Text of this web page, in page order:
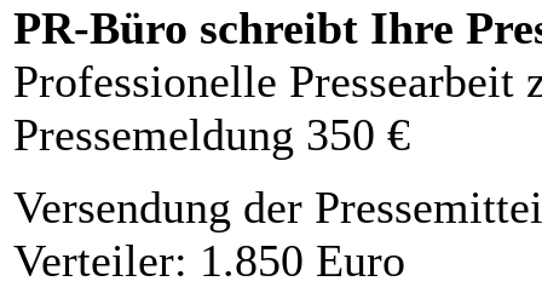
PR-Büro schreibt Ihre
Professionelle Pressearbeit
Pressemeldung 350 €
Versendung der
Verteiler: 1.850 Euro